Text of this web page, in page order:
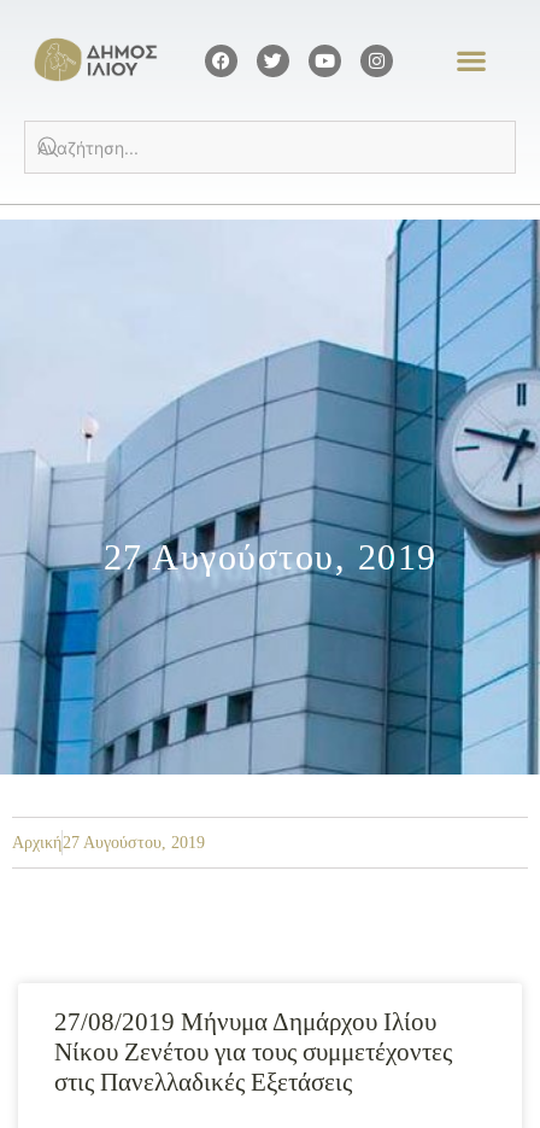
27 Αυγούστου, 2019
Αρχική27 Αυγούστου, 2019
27/08/2019 Μήνυμα Δημάρχου Ιλίου
Νίκου Ζενέτου για τους συμμετέχοντες
στις Πανελλαδικές Εξετάσεις